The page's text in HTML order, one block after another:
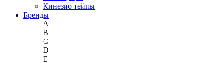
Кинезио тейпы
Бренды
A
B
C
D
E